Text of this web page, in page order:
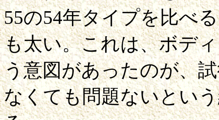
55の54年タイプを比べ
も太い。これは、ボデ
う意図があったのが、
なくても問題ないとい